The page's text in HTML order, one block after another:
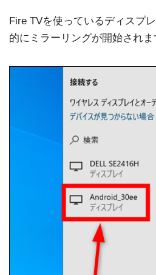
Fire TVを使っているディスプ
的にミラーリングが開始されま